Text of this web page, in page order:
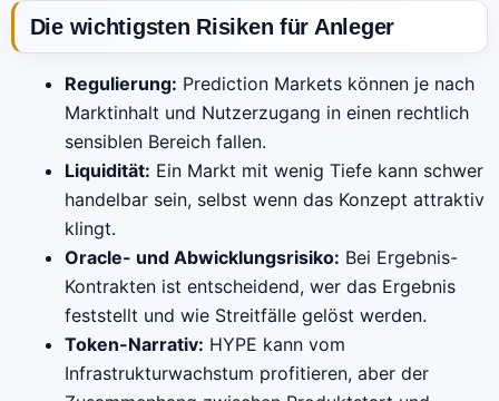
Die wichtigsten Risiken für Anleger
Regulierung: Prediction Markets können je nach
Marktinhalt und Nutzerzugang in einen rechtlich
sensiblen Bereich fallen.
Liquidität: Ein Markt mit wenig Tiefe kann schwer
handelbar sein, selbst wenn das Konzept attraktiv
klingt.
Oracle- und Abwicklungsrisiko: Bei Ergebnis-
Kontrakten ist entscheidend, wer das Ergebnis
feststellt und wie Streitfälle gelöst werden.
Token-Narrativ: HYPE kann vom
Infrastrukturwachstum profitieren, aber der